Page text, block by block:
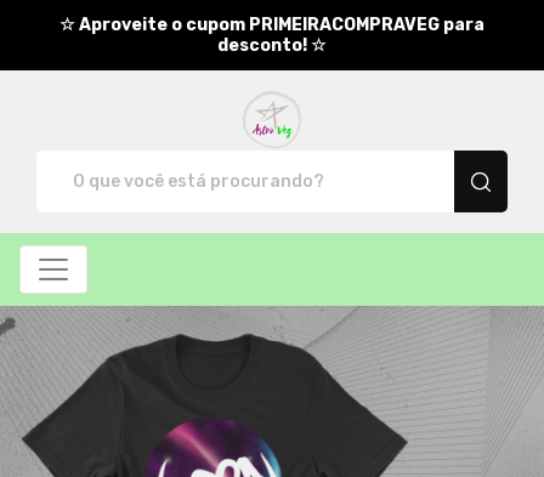
☆ Aproveite o cupom PRIMEIRACOMPRAVEG para
desconto! ☆